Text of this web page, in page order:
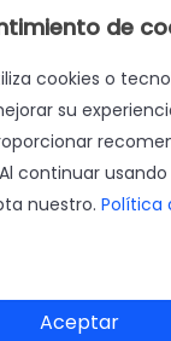
de
cookies o
su
continuar
nuestro. Política
Aceptar